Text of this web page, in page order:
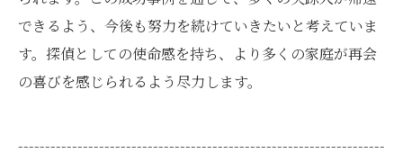
できるよう、今後も努力を続けていきたいと考えていま
す。探偵としての使命感を持ち、より多くの家庭が再会
の喜びを感じられるよう尽力します。
--------------------------------------------------------------------